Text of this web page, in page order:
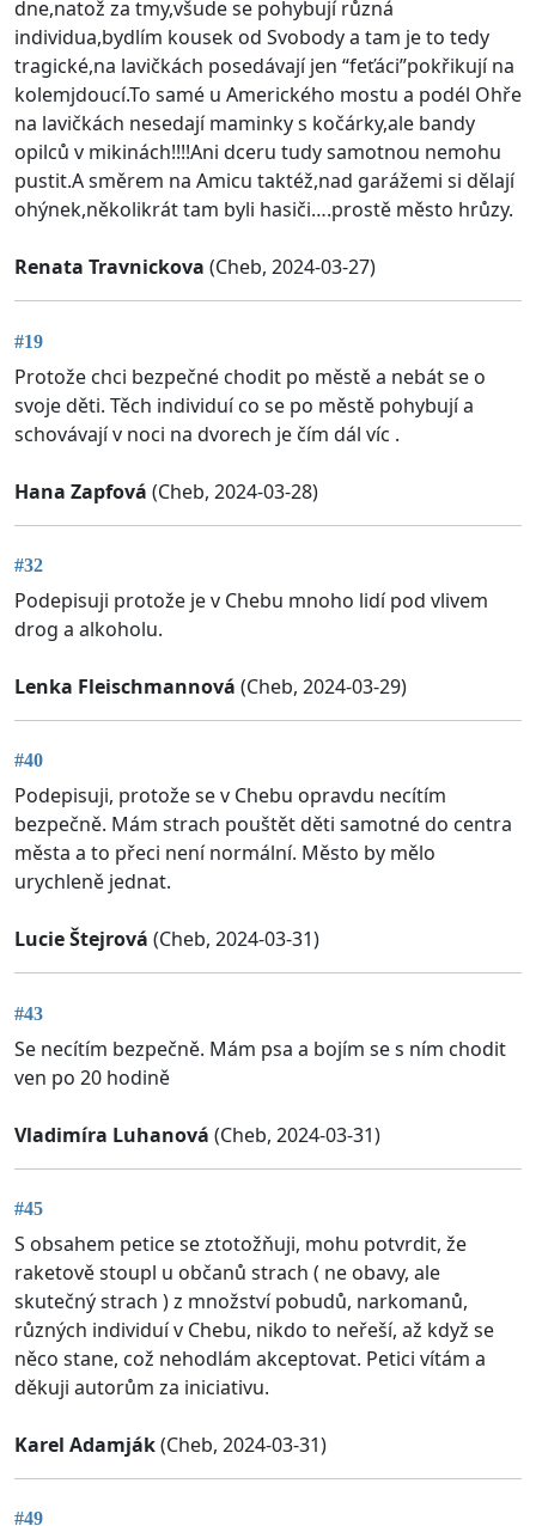
dne,natož za tmy,všude se pohybují různá
individua,bydlím kousek od Svobody a tam je to tedy
tragické,na lavičkách posedávají jen “feťáci”pokřikují na
kolemjdoucí.To samé u Amerického mostu a podél Ohře
na lavičkách nesedají maminky s kočárky,ale bandy
opilců v mikinách!!!!Ani dceru tudy samotnou nemohu
pustit.A směrem na Amicu taktéž,nad garážemi si dělají
ohýnek,několikrát tam byli hasiči….prostě město hrůzy.
Renata Travnickova (Cheb, 2024-03-27)
#19
Protože chci bezpečné chodit po městě a nebát se o
svoje děti. Těch individuí co se po městě pohybují a
schovávají v noci na dvorech je čím dál víc .
Hana Zapfová (Cheb, 2024-03-28)
#32
Podepisuji protože je v Chebu mnoho lidí pod vlivem
drog a alkoholu.
Lenka Fleischmannová (Cheb, 2024-03-29)
#40
Podepisuji, protože se v Chebu opravdu necítím
bezpečně. Mám strach pouštět děti samotné do centra
města a to přeci není normální. Město by mělo
urychleně jednat.
Lucie Štejrová (Cheb, 2024-03-31)
#43
Se necítím bezpečně. Mám psa a bojím se s ním chodit
ven po 20 hodině
Vladimíra Luhanová (Cheb, 2024-03-31)
#45
S obsahem petice se ztotožňuji, mohu potvrdit, že
raketově stoupl u občanů strach ( ne obavy, ale
skutečný strach ) z množství pobudů, narkomanů,
různých individuí v Chebu, nikdo to neřeší, až když se
něco stane, což nehodlám akceptovat. Petici vítám a
děkuji autorům za iniciativu.
Karel Adamják(Cheb, 2024-03-31)
#49